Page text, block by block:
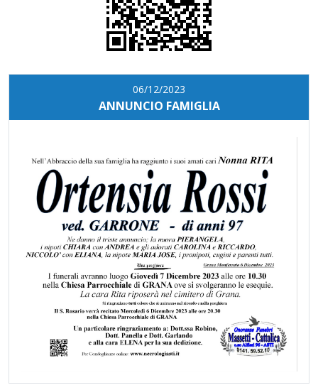
06/12/2023
ANNUNCIO FAMIGLIA